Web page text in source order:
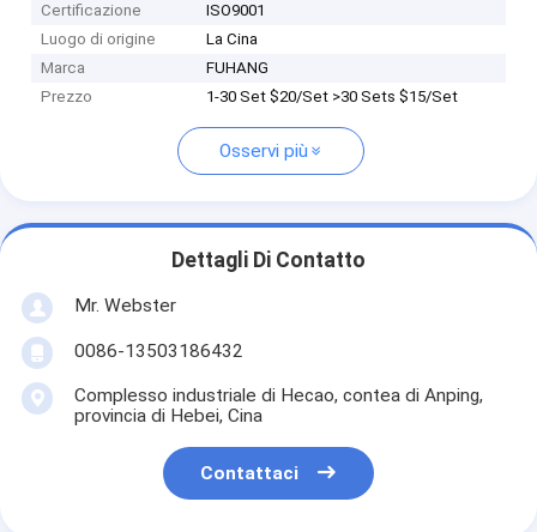
Certificazione
ISO9001
Luogo di origine
La Cina
Marca
FUHANG
Prezzo
1-30 Set $20/Set >30 Sets $15/Set
Osservi più
Dettagli Di Contatto
Mr. Webster
0086-13503186432
Complesso industriale di Hecao, contea di Anping,
provincia di Hebei, Cina
Contattaci